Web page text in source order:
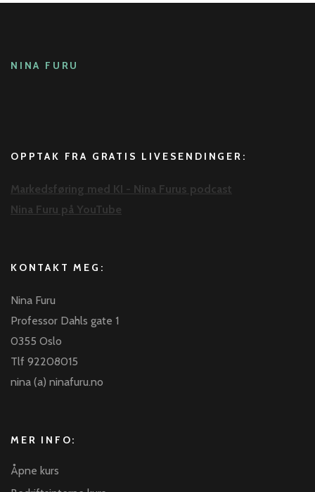
NINA FURU
OPPTAK FRA GRATIS LIVESENDINGER:
Markedsføring med KI - Nina Furus podcast
Nina Furu på YouTube
KONTAKT MEG:
Nina Furu
Professor Dahls gate 1
0355 Oslo
Tlf 92208015
nina (a) ninafuru.no
MER INFO:
Åpne kurs